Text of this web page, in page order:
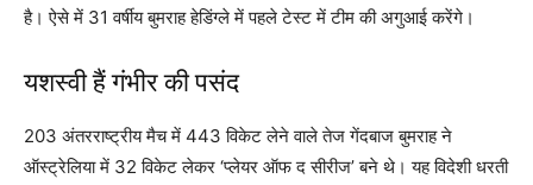
है। ऐसे में 31 वर्षीय बुमराह हेडिंग्ले में पहले टेस्ट में टीम की अगुआई करेंगे।
यशस्वी हैं गंभीर की पसंद
203 अंतरराष्ट्रीय मैच में 443 विकेट लेने वाले तेज गेंदबाज बुमराह ने
ऑस्ट्रेलिया में 32 विकेट लेकर ‘प्लेयर ऑफ द सीरीज’ बने थे। यह विदेशी धरती